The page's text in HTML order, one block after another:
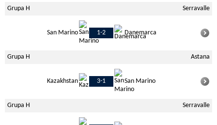
Grupa H Serravalle
San Marino 1-2 Danemarca
Grupa H Astana
Kazakhstan 3-1 San Marino
Grupa H Serravalle